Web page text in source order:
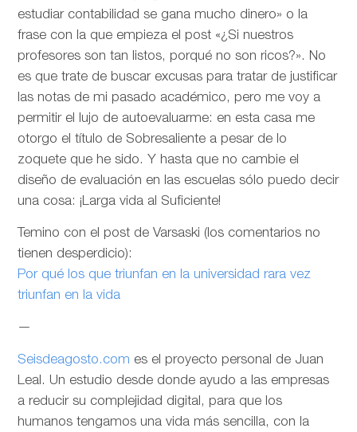
estudiar contabilidad se gana mucho dinero» o la
frase con la que empieza el post «¿Si nuestros
profesores son tan listos, porqué no son ricos?». No
es que trate de buscar excusas para tratar de justificar
las notas de mi pasado académico, pero me voy a
permitir el lujo de autoevaluarme: en esta casa me
otorgo el título de Sobresaliente a pesar de lo
zoquete que he sido. Y hasta que no cambie el
diseño de evaluación en las escuelas sólo puedo decir
una cosa: ¡Larga vida al Suficiente!
Temino con el post de Varsaski (los comentarios no
tienen desperdicio):
Por qué los que triunfan en la universidad rara vez
triunfan en la vida
—
Seisdeagosto.com es el proyecto personal de Juan
Leal. Un estudio desde donde ayudo a las empresas
a reducir su complejidad digital, para que los
humanos tengamos una vida más sencilla, con la